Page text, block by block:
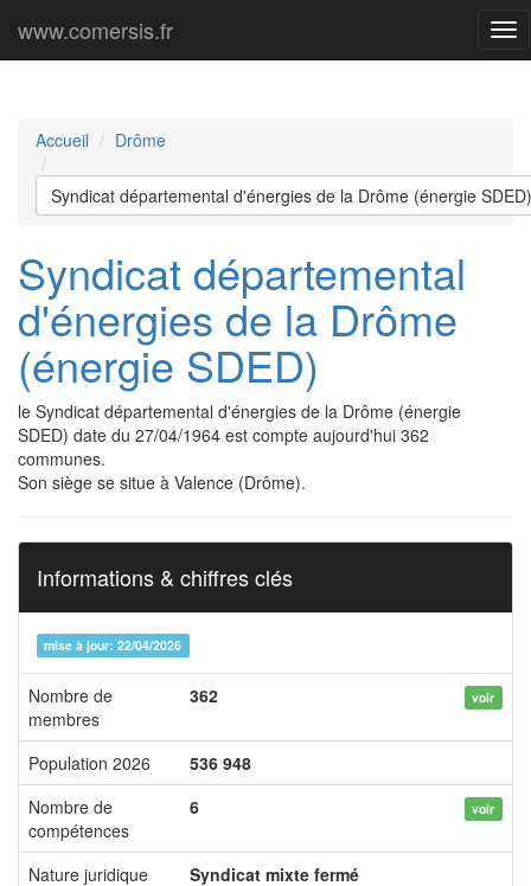
www.comersis.fr
Accueil Drôme
Syndicat départemental d'énergies de la Drôme (énergie SDED)
Syndicat départemental
d'énergies de la Drôme
(énergie SDED)
le Syndicat départemental d'énergies de la Drôme (énergie
SDED) date du 27/04/1964 est compte aujourd'hui 362
communes.
Son siège se situe à Valence (Drôme).
Informations & chiffres clés
mise à jour: 22/04/2026
Nombre de
membres
362 voir
Population 2026
536 948
Nombre de
compétences
6 voir
Nature juridique
Syndicat mixte fermé